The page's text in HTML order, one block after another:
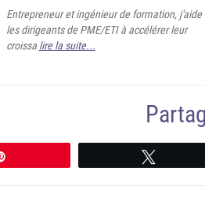
Entrepreneur et ingénieur de formation, j'aide
les dirigeants de PME/ETI à accélérer leur
croissa lire la suite...